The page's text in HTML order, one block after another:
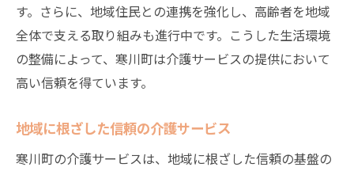
す。さらに、地域住民との連携を強化し、高齢者を地域
全体で支える取り組みも進行中です。こうした生活環境
の整備によって、寒川町は介護サービスの提供において
高い信頼を得ています。
地域に根ざした信頼の介護サービス
寒川町の介護サービスは、地域に根ざした信頼の基盤の